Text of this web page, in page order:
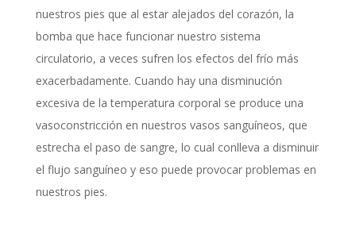
nuestros pies que al estar alejados del corazón, la
bomba que hace funcionar nuestro sistema
circulatorio, a veces sufren los efectos del frío más
exacerbadamente. Cuando hay una disminución
excesiva de la temperatura corporal se produce una
vasoconstricción en nuestros vasos sanguíneos, que
estrecha el paso de sangre, lo cual conlleva a disminuir
el flujo sanguíneo y eso puede provocar problemas en
nuestros pies.